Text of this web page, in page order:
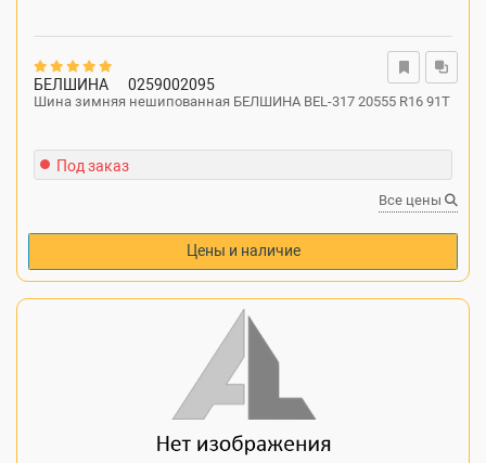
БЕЛШИНА 0259002095
Шина зимняя нешипованная БЕЛШИНА BEL-317 20555 R16 91T
Под заказ
Все цены
Цены и наличие